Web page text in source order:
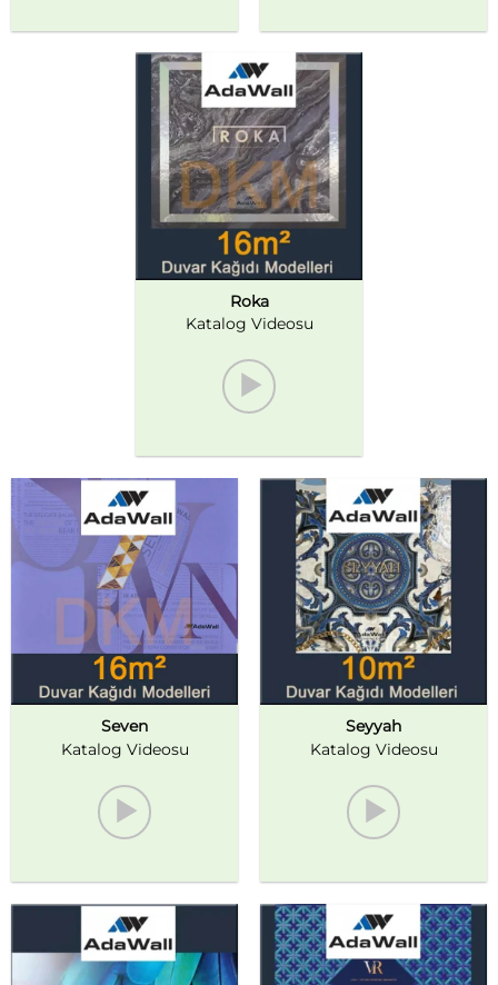
Roka
Katalog Videosu
Seven
Katalog Videosu
Seyyah
Katalog Videosu